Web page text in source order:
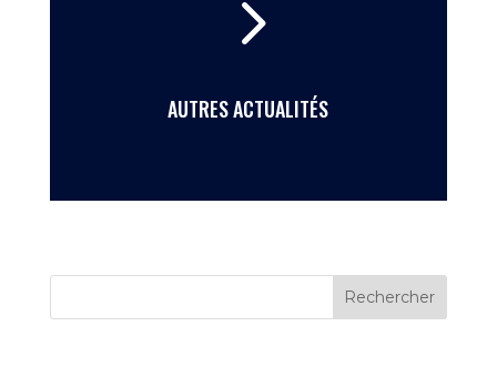
5
AUTRES ACTUALITÉS